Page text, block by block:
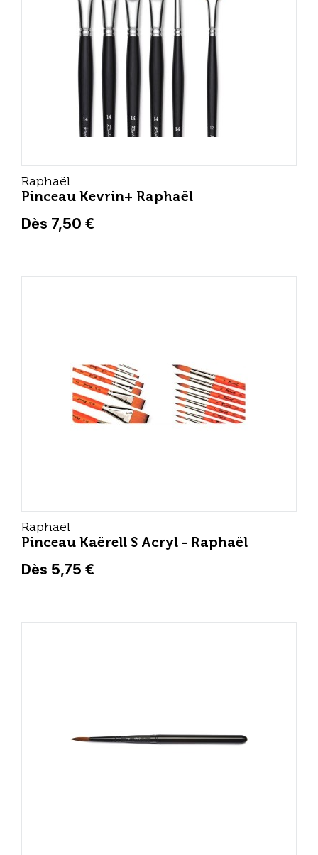
Raphaël
Pinceau Kevrin+ Raphaël
Dès 7,50 €
Raphaël
Pinceau Kaërell S Acryl - Raphaël
Dès 5,75 €